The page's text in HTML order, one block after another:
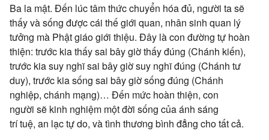
Ba la mật. Đến lúctâm thứcchuyển hóađủ, người ta sẽ
thấy và sống được cái thế giới quan, nhân sinh quan lý
tưởng mà Phật giáogiới thiệu. Đây làcon đường tự hoàn
thiện: trước kia thấy sai bây giờ thấy đúng (Chánh kiến),
trước kiasuy nghĩsai bây giờsuy nghĩđúng (Chánh tư
duy), trước kia sống sai bây giờ sống đúng (Chánh
nghiệp, chánh mạng)… Đến mức hoàn thiện, con
người sẽ kinh nghiệm một đời sống của ánh sáng
trítuệ, an lạctự do, vàtình thương bình đẳng cho tất cả.